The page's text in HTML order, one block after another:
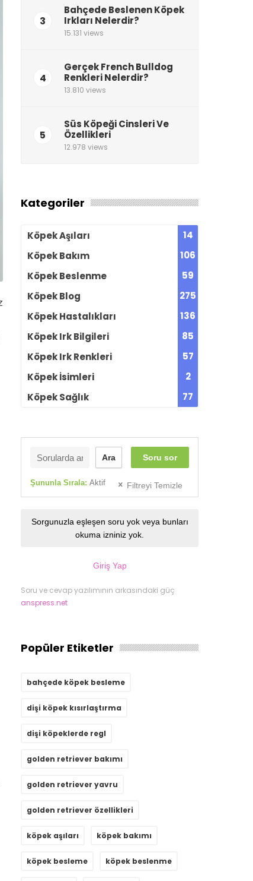
3
Bahçede Beslenen Köpek
Irkları Nelerdir?
15.131 views
4
Gerçek French Bulldog
Renkleri Nelerdir?
13.810 views
5
Süs Köpeği Cinsleri Ve
Özellikleri
12.978 views
Kategoriler
Köpek Aşıları
14
Köpek Bakım
106
Köpek Beslenme
59
Köpek Blog
275
Köpek Hastalıkları
136
Köpek Irk Bilgileri
85
Köpek Irk Renkleri
57
Köpek İsimleri
2
Köpek Sağlık
77
Soru sor
Ara
Şununla Sırala: Aktif Filtreyi Temizle
Sorgunuzla eşleşen soru yok veya bunları
okuma izniniz yok.
Giriş Yap
Soru ve cevap yazılımının arkasındaki güç
anspress.net
Popüler Etiketler
bahçede köpek besleme
dişi köpek kısırlaştırma
dişi köpeklerde regl
golden retriever bakımı
golden retriever yavru
golden retriever özellikleri
köpek aşıları köpek bakımı
köpek besleme köpek beslenme